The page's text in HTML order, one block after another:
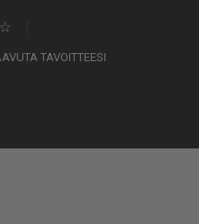
☆
TAVOITTEESI